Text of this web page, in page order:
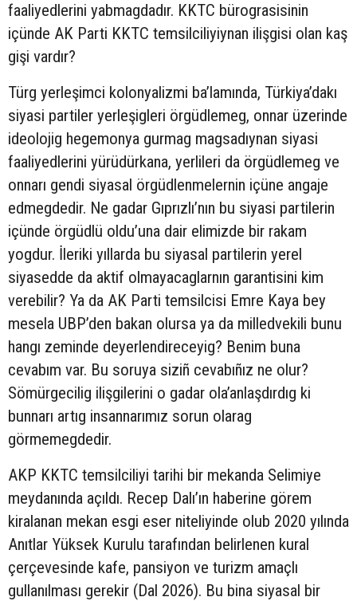
faaliyedlerini yabmagdadır. KKTC bürograsisinin
içünde AK Parti KKTC temsilciliyiynan ilişgisi olan kaş
gişi vardır?
Türg yerleşimci kolonyalizmi ba’lamında, Türkiya’dakı
siyasi partiler yerleşigleri örgüdlemeg, onnar üzerinde
ideolojig hegemonya gurmag magsadıynan siyasi
faaliyedlerini yürüdürkana, yerlileri da örgüdlemeg ve
onnarı gendi siyasal örgüdlenmelernin içüne angaje
edmegdedir. Ne gadar Gıprızlı’nın bu siyasi partilerin
içünde örgüdlü oldu’una dair elimizde bir rakam
yogdur. İleriki yıllarda bu siyasal partilerin yerel
siyasedde da aktif olmayacaglarnın garantisini kim
verebilir? Ya da AK Parti temsilcisi Emre Kaya bey
mesela UBP’den bakan olursa ya da milledvekili bunu
hangı zeminde deyerlendireceyig? Benim buna
cevabım var. Bu soruya siziñ cevabıñız ne olur?
Sömürgecilig ilişgilerini o gadar ola’anlaşdırdıg ki
bunnarı artıg insannarımız sorun olarag
görmemegdedir.
AKP KKTC temsilciliyi tarihi bir mekanda Selimiye
meydanında açıldı. Recep Dalı’ın haberine görem
kiralanan mekan esgi eser niteliyinde olub 2020 yılında
Anıtlar Yüksek Kurulu tarafından belirlenen kural
çerçevesinde kafe, pansiyon ve turizm amaçlı
gullanılması gerekir (Dal 2026). Bu bina siyasal bir